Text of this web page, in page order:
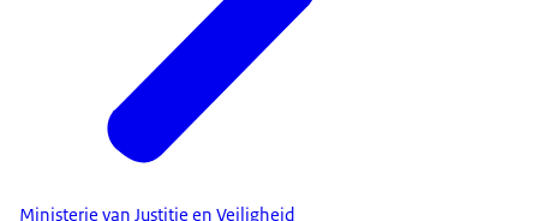
Ministerie van Justitie en Veiligheid